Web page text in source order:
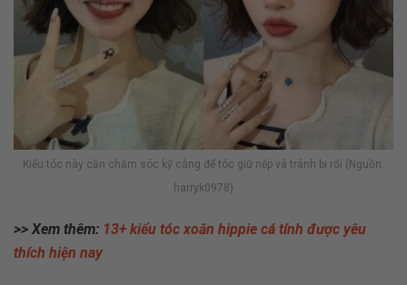
Kiểu tóc này cần chăm sóc kỹ càng để tóc giữ nếp và tránh bị rối (Nguồn:
harryk0978)
>> Xem thêm: 13+ kiểu tóc xoăn hippie cá tính được yêu
thích hiện nay